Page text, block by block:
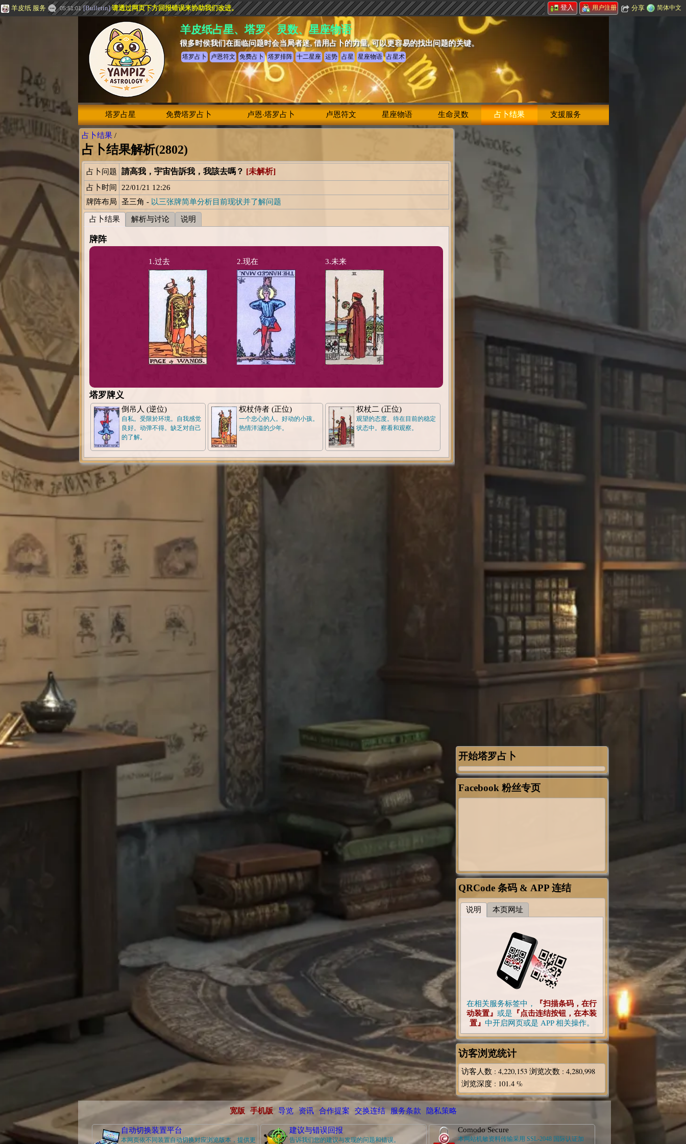
羊皮纸 服务 05:51:01 [Bulletin]请透过网页下方回报错误来协助我们改进。 登入 用户注册 分享 简体中文
羊皮纸占星、塔罗、灵数、星座物语
很多时侯我们在面临问题时会当局者迷, 借用占卜的力量, 可以更容易的找出问题的关键。
塔罗占卜 卢恩符文 免费占卜 塔罗排阵 十二星座 运势 占星 星座物语 占星术
塔罗占星 免费塔罗占卜 卢恩‧塔罗占卜 卢恩符文 星座物语 生命灵数 占卜结果 支援服务
占卜结果/
占卜结果解析(2802)
占卜问题 請高我，宇宙告訴我，我該去嗎？ [未解析]
占卜时间
22/01/21 12:26
牌阵布局
圣三角 - 以三张牌简单分析目前现状并了解问题
占卜结果 解析与讨论 说明
牌阵
1.过去 2.现在 3.未来
塔罗牌义
倒吊人 (逆位)
自私。受限於环境。自我感觉
良好。动弹不得。缺乏对自己
的了解。
权杖侍者 (正位)
一个忠心的人。好动的小孩。
热情洋溢的少年。
权杖二 (正位)
观望的态度。待在目前的稳定
状态中。察看和观察。
开始塔罗占卜
Facebook 粉丝专页
QRCode 条码 & APP 连结
说明 本页网址
在相关服务标签中，
『扫描条码，在行
动装置』 或是 『点击连结按钮，在本装
置』 中开启网页或是 APP 相关操作。
访客浏览统计
访客人数 : 4,220,153 浏览次数 : 4,280,998
浏览深度: 101.4 %
宽版 手机版 导览 资讯 合作提案 交换连结 服务条款 隐私策略
自动切换装置平台
本网页依不同装置自动切换对应浏览版本，提供更
建议与错误回报
告诉我们您的建议与发现的问题和错误。
Comodo Secure
本网站机敏资料传输采用 SSL-2048 国际认证加